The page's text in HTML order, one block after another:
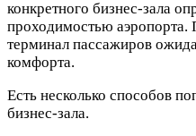
конкретного бизнес-зала
проходимостью аэропорта.
терминал пассажиров
комфорта.
Есть несколько способов
бизнес-зала.